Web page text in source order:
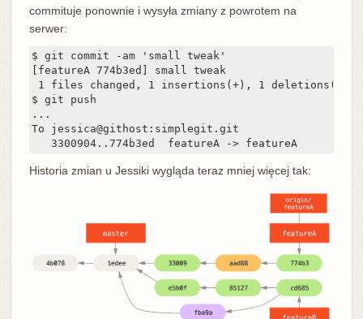
commituje ponownie i wysyła zmiany z powrotem na
serwer:
$ git commit -am 'small tweak'
[featureA 774b3ed] small tweak
1 files changed, 1 insertions(+), 1 deletions(-)
$ git push
...
To jessica@githost:simplegit.git
   3300904..774b3ed  featureA -> featureA
Historia zmian u Jessiki wygląda teraz mniej więcej tak: